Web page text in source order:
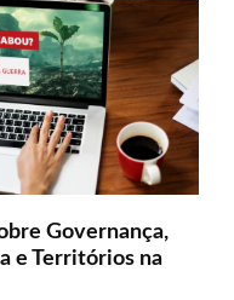
Governança,
e Territórios na